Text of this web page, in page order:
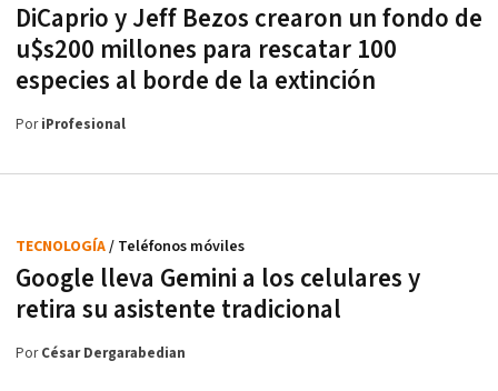
DiCaprio y Jeff Bezos crearon un fondo de
u$s200 millones para rescatar 100
especies al borde de la extinción
PoriProfesional
Google lleva Gemini a los celulares y
retira su asistente tradicional
TECNOLOGÍA/ Teléfonos móviles
PorCésar Dergarabedian